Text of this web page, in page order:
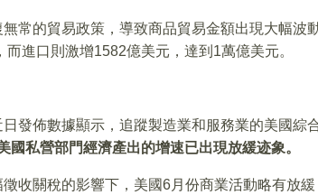
常的貿易政策，導致商品貿易金額出現大幅波
進口則激增1582億美元，達到1萬億美元。
發佈數據顯示，追蹤製造業和服務業的美國綜
國私營部門經濟產出的增速已出現放緩迹象。
收關稅的影響下，美國6月份商業活動略有放